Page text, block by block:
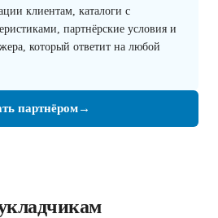
клиентам, каталоги с
партнёрские условия и
который ответит на любой
партнёром→